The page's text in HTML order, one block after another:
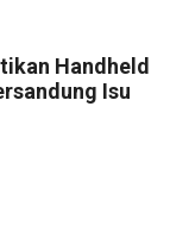
Handheld
Isu